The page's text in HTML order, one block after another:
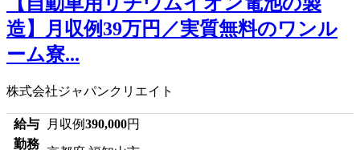
造】月収例39万円／実質無料のワンル
ーム寮...
株式会社ジャパンクリエイト
給与 月収例390,000円
勤務